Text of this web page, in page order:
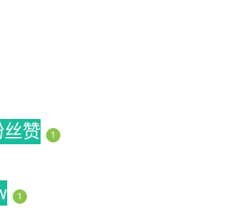
赞 1
1